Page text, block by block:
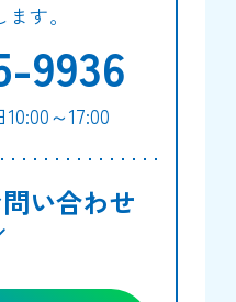
す。
9936
～17:00
い合わせ